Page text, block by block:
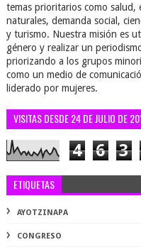
temas prioritarios como salud,
naturales, demanda social,
y turismo. Nuestra misión es
género y realizar un
priorizando a los grupos
como un medio de
liderado por mujeres.
VISITAS DESDE 24 DE JULIO DE
4 6 3
ETIQUETAS
AYOTZINAPA
CONGRESO